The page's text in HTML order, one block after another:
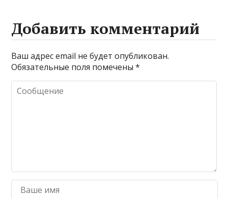
Добавить комментарий
Ваш адрес email не будет опубликован.
Обязательные поля помечены*